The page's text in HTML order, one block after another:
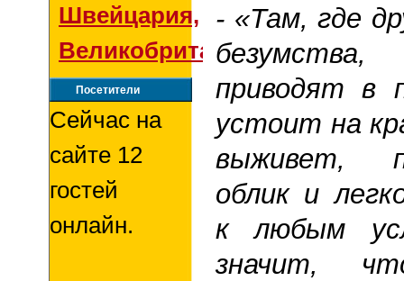
Швейцария,
Великобритания
Посетители
Сейчас на
сайте 12
гостей
онлайн.
- «Там, где
приводят в
устоит на
выживет,
облик и
к любым
значит,